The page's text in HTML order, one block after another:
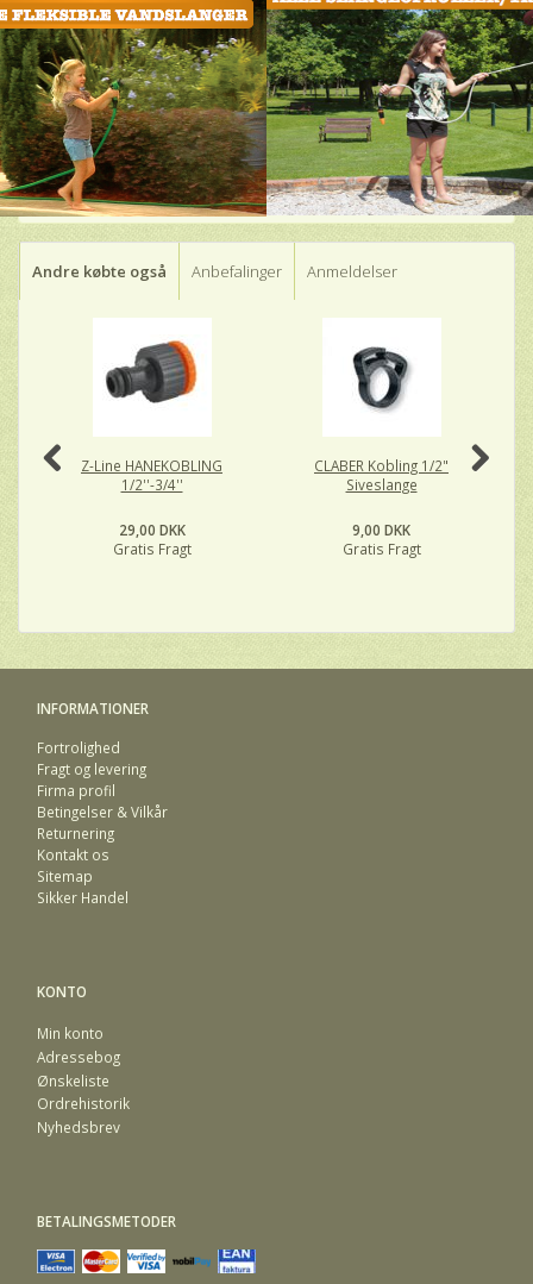
Andre købte også Anbefalinger Anmeldelser
Z-Line HANEKOBLING
1/2''-3/4''
29,00 DKK
Gratis Fragt
CLABER Kobling 1/2"
Siveslange
9,00 DKK
Gratis Fragt
INFORMATIONER
Fortrolighed
Fragt og levering
Firma profil
Betingelser & Vilkår
Returnering
Kontakt os
Sitemap
Sikker Handel
KONTO
Min konto
Adressebog
Ønskeliste
Ordrehistorik
Nyhedsbrev
BETALINGSMETODER